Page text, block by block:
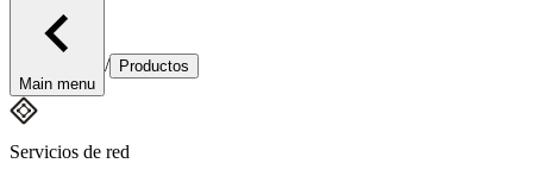
Main menu
/ Productos
Servicios de red